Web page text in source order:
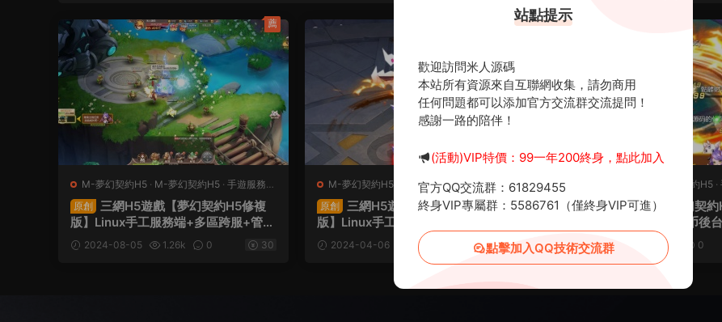
M-夢幻契約H5 · M-夢幻契約H5 · 手遊服務端
·頁遊服務端
原創
三網H5遊戲【夢幻契約H5修複
版】Linux手工服務端+多區跨服+管理
後台+GM授權後台+視頻架設教程
2024-08-05 1.26k 0 30
薦
M-夢幻契約H5 M-夢幻契約H5·手遊服務端
·頁遊服務端
原創
三網H5遊戲【夢幻契約H5修複
版】Linux手工服務端+多區跨服+管理
後台+GM授權後台+視頻架設教程
2024-04-06 1.57w 30
薦
M-夢幻契約H5 ·
·頁遊服務端
原創 三網H5遊戲【夢幻契
ux手工端+GM後台+加币後
+架設教程
2024-02-16 1.58k 0
站點提示
歡迎訪問米人源碼
本站所有資源來自互聯網收集，請勿商用
任何問題都可以添加官方交流群交流提問！
感謝一路的陪伴！
(活動)VIP特價：99一年200終身，點此加入
官方QQ交流群：61829455
終身VIP專屬群：5586761（僅終身VIP可進）
點擊加入QQ技術交流群